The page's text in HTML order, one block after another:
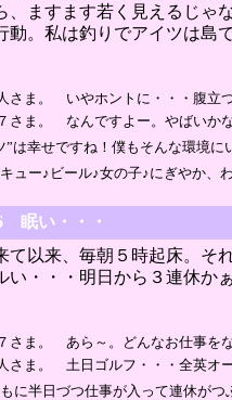
、ますます若く見えるじゃ
動。私は釣りでアイツは島
さま。 いやホントに・・・腹立
さま。 なんですよー。やばいか
”は幸せですね！僕もそんな環境に
ュー♪ビール♪女の子♪にぎやか、
眠い・・・
て以来、毎朝５時起床。そ
い・・・明日から３連休か
さま。 あら～。どんなお仕事を
さま。 土日ゴルフ・・・全英オ
に半日づつ仕事が入って連休が